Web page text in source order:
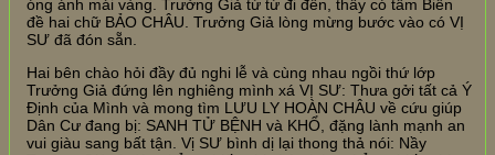
óng ánh mái vàng. Trưởng Giả từ từ đi đến, thấy có tấm Biển
đề hai chữ BẢO CHÂU. Trưởng Giả lòng mừng bước vào có VỊ
SƯ đã đón sẵn.
Hai bên chào hỏi đầy đủ nghi lễ và cùng nhau ngồi thứ lớp
Trưởng Giả đứng lên nghiêng mình xá VỊ SƯ: Thưa gởi tất cả Ý
Định của Mình và mong tìm LƯU LY HOÀN CHÂU về cứu giúp
Dân Cư đang bị: SANH TỬ BỆNH và KHỔ, đặng lành mạnh an
vui giàu sang bất tận. Vị SƯ bình dị lại thong thả nói: Nầy